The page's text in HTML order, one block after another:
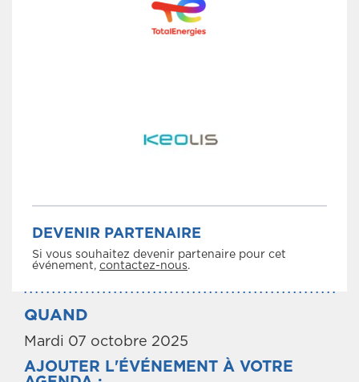
DEVENIR PARTENAIRE
Si vous souhaitez devenir partenaire pour cet
événement, contactez-nous.
QUAND
Mardi 07 octobre 2025
AJOUTER L'ÉVÉNEMENT À VOTRE